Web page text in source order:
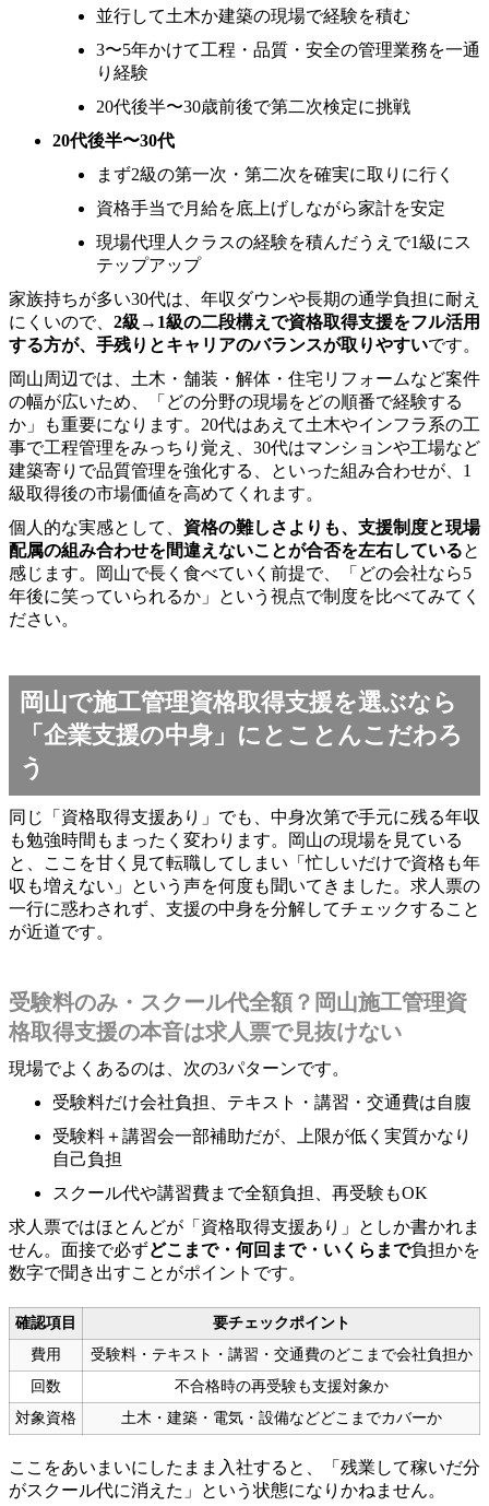
並行して土木か建築の現場で経験を積む
3〜5年かけて工程・品質・安全の管理業務を一通
り経験
20代後半〜30歳前後で第二次検定に挑戦
20代後半〜30代
まず2級の第一次・第二次を確実に取りに行く
資格手当で月給を底上げしながら家計を安定
現場代理人クラスの経験を積んだうえで1級にス
テップアップ
家族持ちが多い30代は、年収ダウンや長期の通学負担に耐え
にくいので、 2級→1級の二段構えで資格取得支援をフル活用
する方が、手残りとキャリアのバランスが取りやすいです。
岡山周辺では、土木・舗装・解体・住宅リフォームなど案件
の幅が広いため、「どの分野の現場をどの順番で経験する
か」も重要になります。20代はあえて土木やインフラ系の工
事で工程管理をみっちり覚え、30代はマンションや工場など
建築寄りで品質管理を強化する、といった組み合わせが、1
級取得後の市場価値を高めてくれます。
個人的な実感として、 資格の難しさよりも、支援制度と現場
配属の組み合わせを間違えないことが合否を左右していると
感じます。岡山で長く食べていく前提で、「どの会社なら5
年後に笑っていられるか」という視点で制度を比べてみてく
ださい。
岡山で施工管理資格取得支援を選ぶなら
「企業支援の中身」にとことんこだわろ
う
同じ「資格取得支援あり」でも、中身次第で手元に残る年収
も勉強時間もまったく変わります。岡山の現場を見ている
と、ここを甘く見て転職してしまい「忙しいだけで資格も年
収も増えない」という声を何度も聞いてきました。求人票の
一行に惑わされず、支援の中身を分解してチェックすること
が近道です。
受験料のみ・スクール代全額？岡山施工管理資
格取得支援の本音は求人票で見抜けない
現場でよくあるのは、次の3パターンです。
受験料だけ会社負担、テキスト・講習・交通費は自腹
受験料＋講習会一部補助だが、上限が低く実質かなり
自己負担
スクール代や講習費まで全額負担、再受験もOK
求人票ではほとんどが「資格取得支援あり」としか書かれま
せん。面接で必ずどこまで・何回まで・いくらまで負担かを
数字で聞き出すことがポイントです。
確認項目
要チェックポイント
費用
受験料・テキスト・講習・交通費のどこまで会社負担か
回数
不合格時の再受験も支援対象か
対象資格
土木・建築・電気・設備などどこまでカバーか
ここをあいまいにしたまま入社すると、「残業して稼いだ分
がスクール代に消えた」という状態になりかねません。